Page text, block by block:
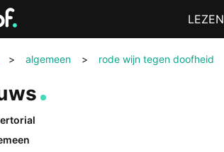
MenuLEZEN
> algemeen > rode wijn tegen doofheid